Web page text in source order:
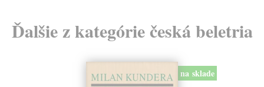
Ďalšie z kategórie česká beletria
na sklade